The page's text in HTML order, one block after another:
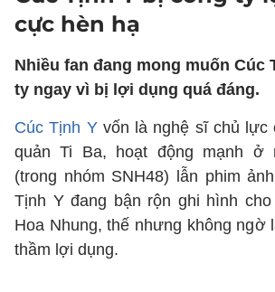
cực hèn hạ
Nhiều fan đang mong muốn Cúc
ty ngay vì bị lợi dụng quá đáng.
Cúc Tịnh Yvốn là nghệ sĩ chủ lực
quản Ti Ba, hoạt động mạnh ở
(trong nhóm SNH48) lẫn phim
Tịnh Y đang bận rộn ghi hình
Hoa Nhung, thế nhưng không ngờ
thầm lợi dụng.